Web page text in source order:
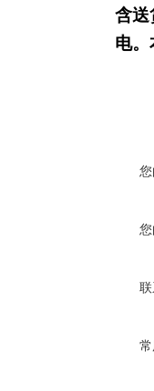
含送
电。
您
您
联
常